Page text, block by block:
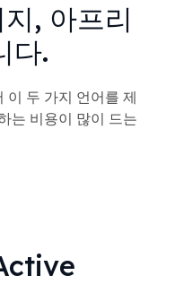
, 아프리
다.
이 두 가지 언어를 제
는 비용이 많이 드는